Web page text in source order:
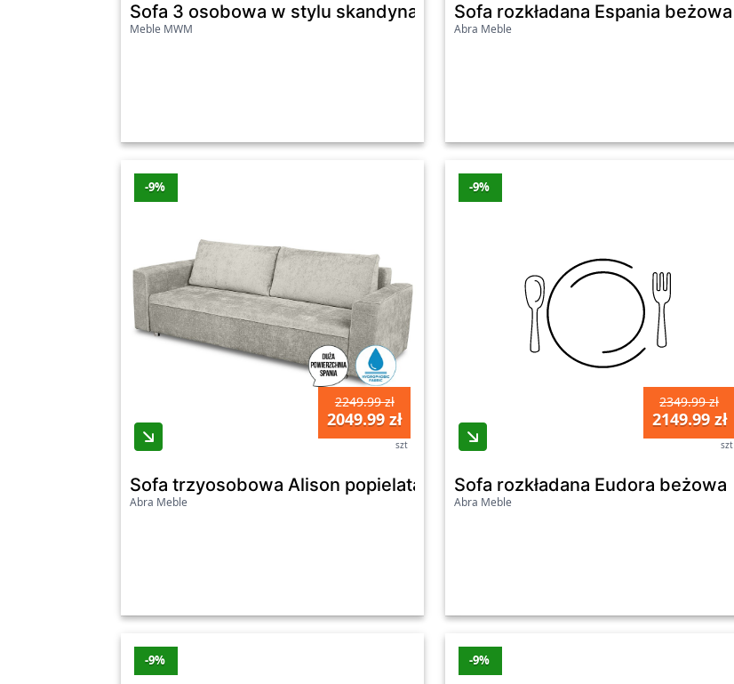
Sofa 3 osobowa w stylu skandynawskim MONOLITH 37 / OUTLET
Meble MWM
Sofa rozkładana Espania beżowa
Abra Meble
-9%
2249.99 zł
2049.99 zł
szt
Sofa trzyosobowa Alison popielata
Abra Meble
-9%
2349.99 zł
2149.99 zł
szt
Sofa rozkładana Eudora beżowa
Abra Meble
-9% -9%